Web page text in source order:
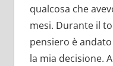
qualcosa che
mesi. Durante il
pensiero è
la mia decisione.